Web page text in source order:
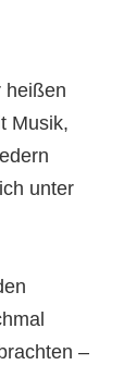
heißen
Musik,
unter
–